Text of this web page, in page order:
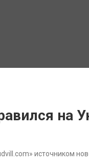
на
источником